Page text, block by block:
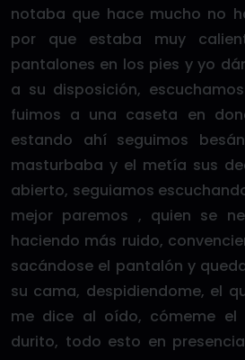
notaba que hace mucho no
por que estaba muy
pantalones en los pies y yo
a su disposición,
fuimos a una caseta en
estando ahí seguimos
masturbaba y el metía sus
abierto, seguiamos
mejor paremos , quien se
haciendo más ruido,
sacándose el pantalón y
su cama, despidiendome, el
me dice al oído, cómeme
durito, todo esto en